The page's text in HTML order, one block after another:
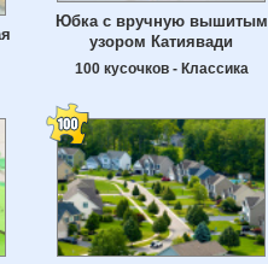
Юбка с вручную вышитым
узором Катиявади
100 кусочков - Классика